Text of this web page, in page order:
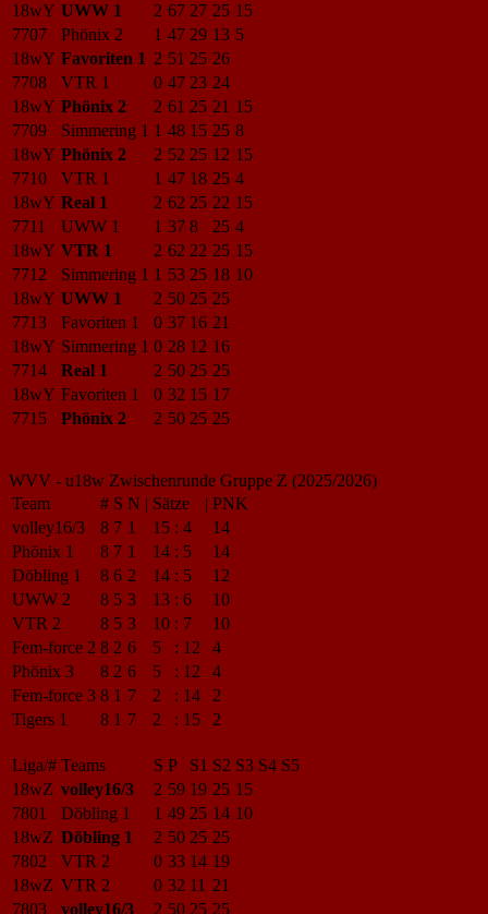
18wY UWW 1 2 67 27 25 15
7707
Phönix 2 1 47 29 13 5
18wY Favoriten 1 2 51 25 26
7708
VTR 1 0 47 23 24
18wY Phönix 2 2 61 25 21 15
7709
Simmering 1 1 48 15 25 8
18wY Phönix 2 2 52 25 12 15
7710
VTR 1 1 47 18 25 4
18wY Real 1 2 62 25 22 15
7711
UWW 1 1 37 8 25 4
18wY VTR 1 2 62 22 25 15
7712
Simmering 1 1 53 25 18 10
18wY UWW 1 2 50 25 25
7713
Favoriten 1 0 37 16 21
18wY Simmering 1 0 28 12 16
7714
Real 1 2 50 25 25
18wY Favoriten 1 0 32 15 17
7715
Phönix 2 2 50 25 25
WVV - u18w Zwischenrunde Gruppe Z (2025/2026)
Team
# S N | Sätze | PNK
volley16/3
8 7 1 15 : 4
14
Phönix 1
8 7 1 14 : 5
14
Döbling 1
8 6 2 14 : 5
12
UWW 2
8 5 3 13 : 6
10
VTR 2
8 5 3 10 : 7
10
Fem-force 2 8 2 6 5 : 12
4
Phönix 3
8 2 6 5 : 12
4
Fem-force 3 8 1 7 2 : 14
2
Tigers 1
8 1 7 2 : 15 2
Liga/# Teams S P S1 S2 S3 S4 S5
18wZ volley16/3 2 59 19 25 15
7801
Döbling 1 1 49 25 14 10
18wZ Döbling 1 2 50 25 25
7802
VTR 2 0 33 14 19
18wZ VTR 2 0 32 11 21
7803
volley16/3 2 50 25 25